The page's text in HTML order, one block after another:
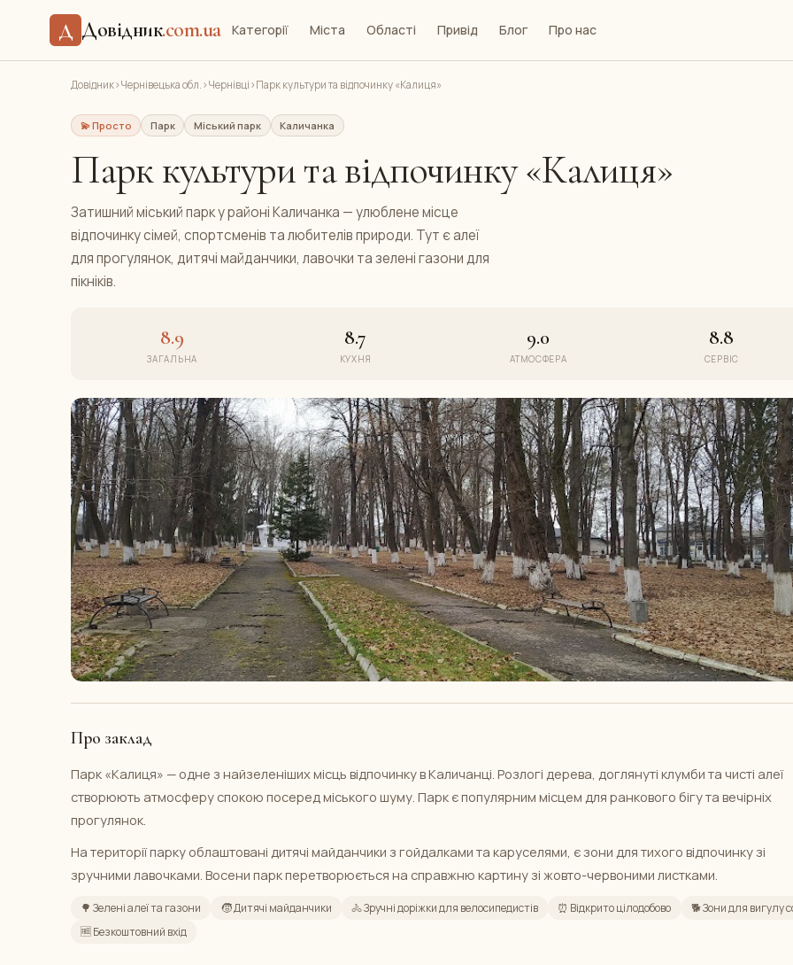
Д Довідник.com.ua Категорії Міста Області Привід Блог Про нас
Довідник›Чернівецька обл.›Чернівці›Парк культури та відпочинку «Калиця»
💫 Просто Парк Міський парк Каличанка
Парк культури та відпочинку «Калиця»
Затишний міський парк у районі Каличанка — улюблене місце
відпочинку сімей, спортсменів та любителів природи. Тут є алеї
для прогулянок, дитячі майданчики, лавочки та зелені газони для
пікніків.
8.9
ЗАГАЛЬНА
8.7
КУХНЯ
9.0
АТМОСФЕРА
8.8
СЕРВІС
Про заклад
Парк «Калиця» — одне з найзеленіших місць відпочинку в Каличанці. Розлогі дерева, доглянуті клумби та чисті алеї
створюють атмосферу спокою посеред міського шуму. Парк є популярним місцем для ранкового бігу та вечірніх
прогулянок.
На території парку облаштовані дитячі майданчики з гойдалками та каруселями, є зони для тихого відпочинку зі
зручними лавочками. Восени парк перетворюється на справжню картину зі жовто-червоними листками.
🌳 Зелені алеї та газони 🧒 Дитячі майданчики 🚴 Зручні доріжки для велосипедистів ⏰ Відкрито цілодобово
🐕 Зони для вигулу
🆓 Безкоштовний вхід